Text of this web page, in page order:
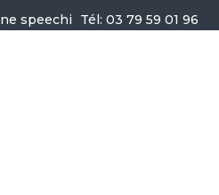
Tél: 03 79 59 01 96